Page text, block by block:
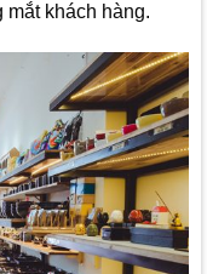
mắt khách hàng.